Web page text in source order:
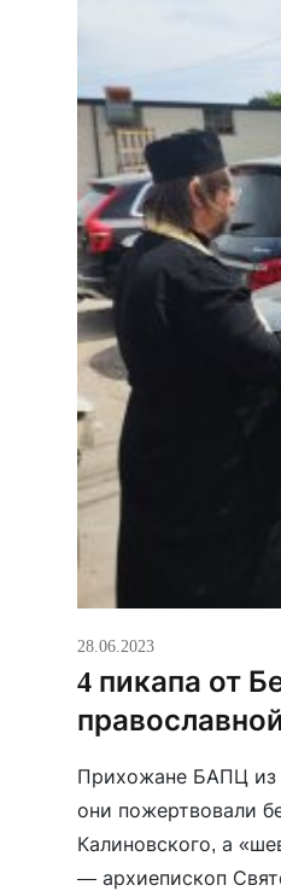
28.06.2023
4 пикапа от
Прихожане БАПЦ из
они пожертвовали
Калиновского, а
— архиепископ